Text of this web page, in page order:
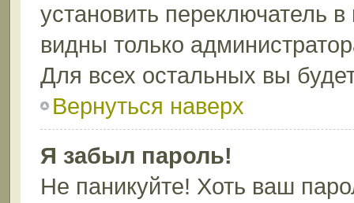
установить переключатель
видны только
Для всех остальных вы
Вернуться наверх
Я забыл пароль!
Не паникуйте! Хоть ваш